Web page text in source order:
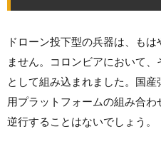
ドローン投下型の兵器は、も
ません。コロンビアにおいて、
として組み込まれました。国
用プラットフォームの組み合
逆行することはないでしょう。